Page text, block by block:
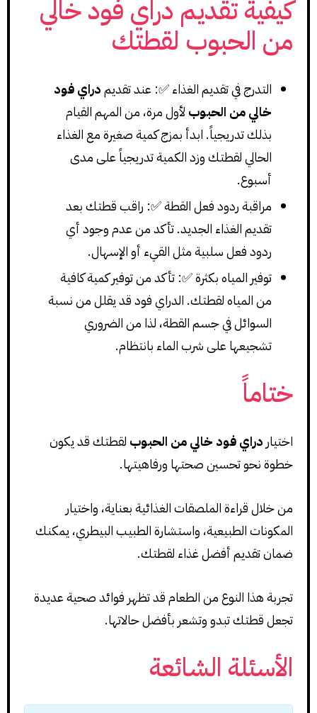
كيفية تقديم دراي فود خالي
من الحبوب لقطتك
التدرج في تقديم الغذاء ✅: عند تقديمدراي فود
خالي من الحبوب لأول مرة، من المهم القيام
بذلك تدريجياً. ابدأ بمزج كمية صغيرة مع الغذاء
الحالي لقطتك وزد الكمية تدريجياً على مدى
أسبوع.
مراقبة ردود فعل القطة ✅: راقب قطتك بعد
تقديم الغذاء الجديد. تأكد من عدم وجود أي
ردود فعل سلبية مثل القيء أو الإسهال.
توفير المياه بكثرة ✅: تأكد من توفير كمية كافية
من المياه لقطتك. الدراي فود قد يقلل من نسبة
السوائل في جسم القطة، لذا من الضروري
تشجيعها على شرب الماء بانتظام.
ختاماً
اختيار دراي فود خالي من الحبوب لقطتك قد يكون
خطوة نحو تحسين صحتها ورفاهيتها.
من خلال قراءة الملصقات الغذائية بعناية، واختيار
المكونات الطبيعية، واستشارة الطبيب البيطري، يمكنك
ضمان تقديم أفضل غذاء لقطتك.
تجربة هذا النوع من الطعام قد تظهر فوائد صحية عديدة
تجعل قطتك تبدو وتشعر بأفضل حالاتها.
الأسئلة الشائعة